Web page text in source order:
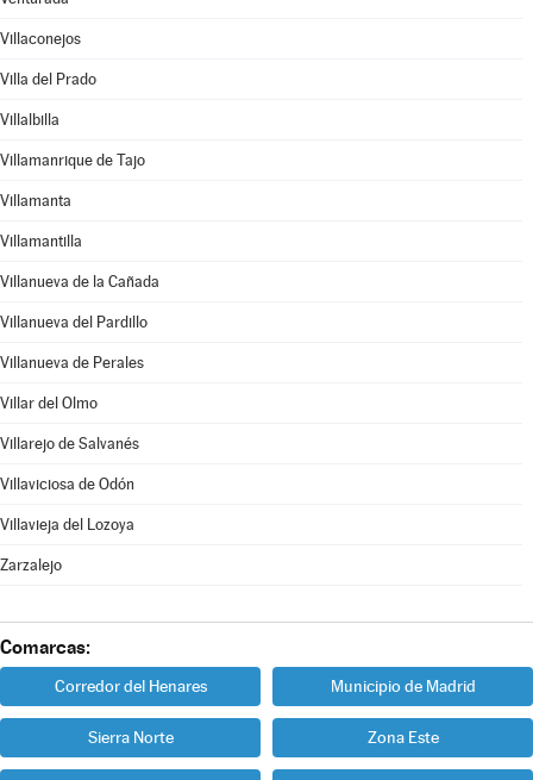
Villaconejos
Villa del Prado
Villalbilla
Villamanrique de Tajo
Villamanta
Villamantilla
Villanueva de la Cañada
Villanueva del Pardillo
Villanueva de Perales
Villar del Olmo
Villarejo de Salvanés
Villaviciosa de Odón
Villavieja del Lozoya
Zarzalejo
Comarcas:
Corredor del Henares Municipio de Madrid
Sierra Norte Zona Este